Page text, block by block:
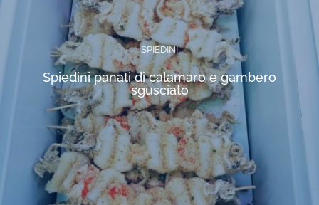
SPIEDINI
Spiedini panati di calamaro e gambero
sgusciato